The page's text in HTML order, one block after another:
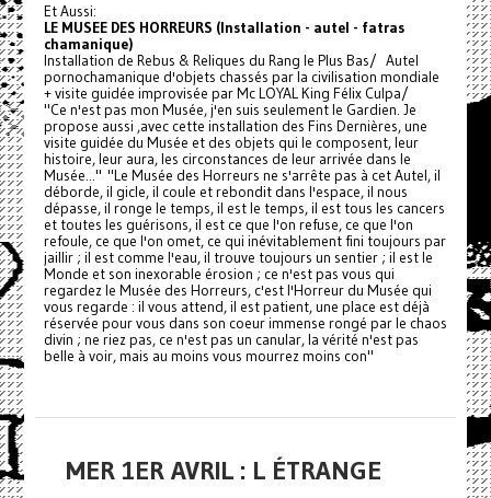
Et Aussi:
LE MUSEE DES HORREURS (Installation - autel - fatras
chamanique)
Installation de Rebus & Reliques du Rang le Plus Bas/ Autel
pornochamanique d'objets chassés par la civilisation mondiale
+ visite guidée improvisée par Mc LOYAL King Félix Culpa/
"Ce n'est pas mon Musée, j'en suis seulement le Gardien. Je
propose aussi ,avec cette installation des Fins Dernières, une
visite guidée du Musée et des objets qui le composent, leur
histoire, leur aura, les circonstances de leur arrivée dans le
Musée..." "Le Musée des Horreurs ne s'arrête pas à cet Autel, il
déborde, il gicle, il coule et rebondit dans l'espace, il nous
dépasse, il ronge le temps, il est le temps, il est tous les cancers
et toutes les guérisons, il est ce que l'on refuse, ce que l'on
refoule, ce que l'on omet, ce qui inévitablement fini toujours par
jaillir ; il est comme l'eau, il trouve toujours un sentier ; il est le
Monde et son inexorable érosion ; ce n'est pas vous qui
regardez le Musée des Horreurs, c'est l'Horreur du Musée qui
vous regarde : il vous attend, il est patient, une place est déjà
réservée pour vous dans son coeur immense rongé par le chaos
divin ; ne riez pas, ce n'est pas un canular, la vérité n'est pas
belle à voir, mais au moins vous mourrez moins con"
MER 1ER AVRIL : L ÉTRANGE